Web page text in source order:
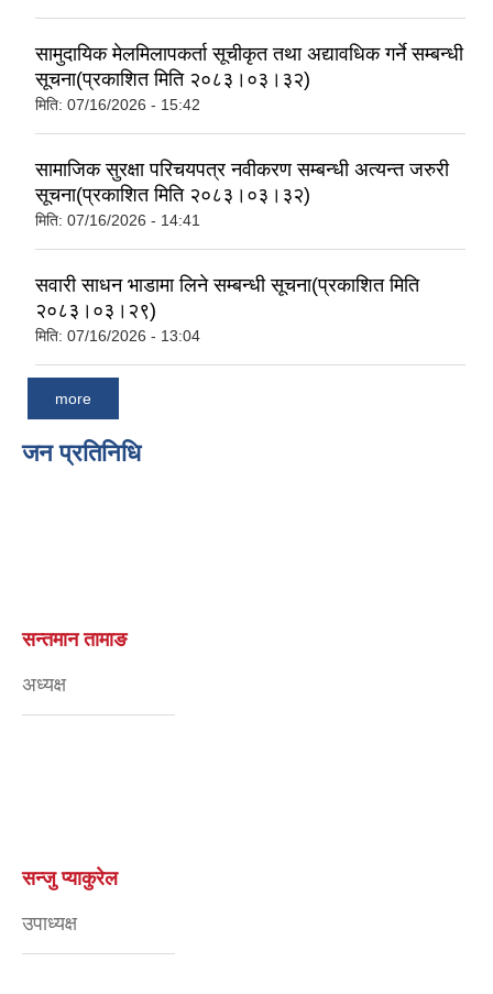
सामुदायिक मेलमिलापकर्ता सूचीकृत तथा अद्यावधिक गर्ने सम्बन्धी
सूचना(प्रकाशित मिति २०८३।०३।३२)
मिति: 07/16/2026 - 15:42
सामाजिक सुरक्षा परिचयपत्र नवीकरण सम्बन्धी अत्यन्त जरुरी
सूचना(प्रकाशित मिति २०८३।०३।३२)
मिति: 07/16/2026 - 14:41
सवारी साधन भाडामा लिने सम्बन्धी सूचना(प्रकाशित मिति
२०८३।०३।२९)
मिति: 07/16/2026 - 13:04
more
जन प्रतिनिधि
सन्तमान तामाङ
अध्यक्ष
सन्जु प्याकुरेल
उपाध्यक्ष